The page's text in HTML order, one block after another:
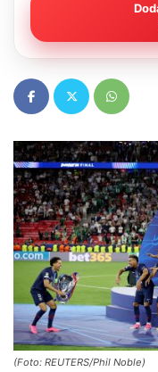
(Foto: REUTERS/Phil Noble)